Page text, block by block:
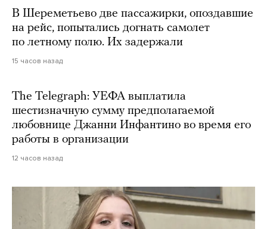
В Шереметьево две пассажирки, опоздавшие
на рейс, попытались догнать самолет
по летному полю. Их задержали
15 часов назад
The Telegraph: УЕФА выплатила
шестизначную сумму предполагаемой
любовнице Джанни Инфантино во время его
работы в организации
12 часов назад